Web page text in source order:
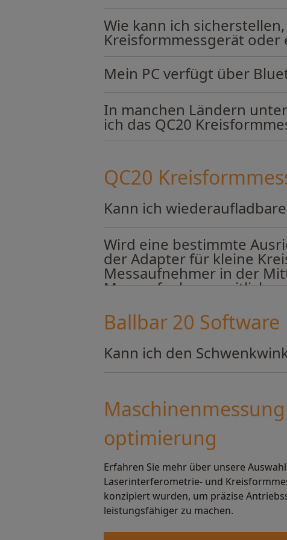
Wie kann ich
Kreisformmessgerät oder
Mein PC verfügt über
In manchen Ländern
ich das QC20
QC20
Kann ich
Wird eine bestimmte
der Adapter für kleine
Messaufnehmer in der
Messaufnehmer seitlich
Ballbar 20 Software
Kann ich den
optimierung
Erfahren Sie mehr über unsere
Laserinterferometrie- und
konzipiert wurden, um präzise
leistungsfähiger zu machen.